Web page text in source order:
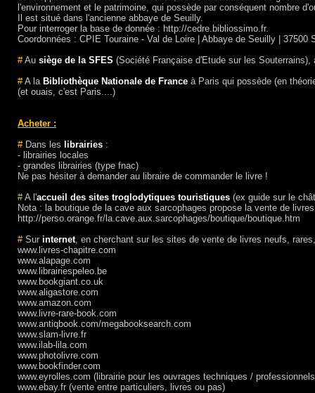
l'environnement et le patrimoine, qui possède par conséquent nombre
Il est situé dans l'ancienne abbaye de Seuilly.
Pour interroger la base de donnée : http://cedre.bibliossimo.fr.
Coordonnées : CPIE Touraine - Val de Loire | Abbaye de Seuilly |
#Au siège de la SFES (Société Française d'Etude sur les
#A la Bibliothèque Nationale de France à Paris qui possède (en
(et ouais, c'est Paris....)
Acheter :
#Dans les librairies :
- librairies locales
- grandes librairies (type fnac)
Ne pas hésiter à demander au libraire de commander le livre !
#A l'accueil des sites troglodytiques touristiques (ex guide sur le
Nota : la boutique de la cave aux sarcophages propose la vente de
http://perso.orange.fr/la.cave.aux.sarcophages/boutique/boutique.htm
#Sur internet, en cherchant sur les sites de vente de livres neufs,
www.livres-chapitre.com
www.alapage.com
www.librairiespeleo.be
www.bookgiant.co.uk
www.aligastore.com
www.amazon.com
www.livre-rare-book.com
www.antiqbook.com/megabooksearch.com
www.slam-livre.fr
www.ilab-lila.com
www.photolivre.com
www.bookfinder.com
www.eyrolles.com (librairie pour les ouvrages techniques /
www.ebay.fr (vente entre particuliers, livres ou pas)